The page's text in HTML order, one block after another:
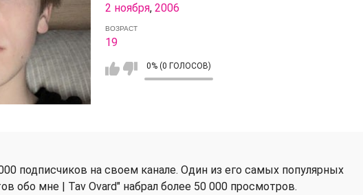
2 ноября, 2006
ВОЗРАСТ
19
0% (0 ГОЛОСОВ)
подписчиков на своем канале. Один из его самых популярных
обо мне | Tav Ovard" набрал более 50 000 просмотров.